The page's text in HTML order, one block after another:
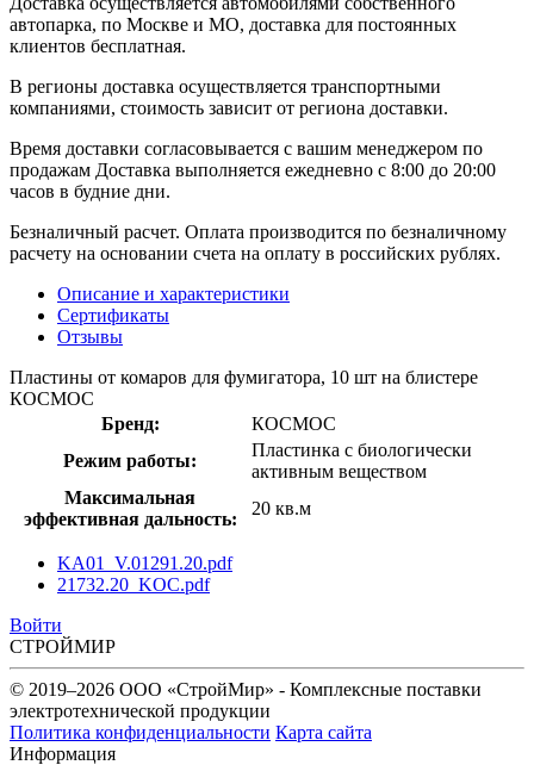
автопарка, по Москве и МО, доставка для постоянных
клиентов бесплатная.
В регионы доставка осуществляется транспортными
компаниями, стоимость зависит от региона доставки.
Время доставки согласовывается с вашим менеджером по
продажам Доставка выполняется ежедневно с 8:00 до 20:00
часов в будние дни.
Безналичный расчет. Оплата производится по безналичному
расчету на основании счета на оплату в российских рублях.
Описание и характеристики
Сертификаты
Отзывы
Пластины от комаров для фумигатора, 10 шт на блистере
КОСМОС
Бренд:
КОСМОС
Режим работы:
Пластинка с биологически
активным веществом
Максимальная
эффективная дальность:
20 кв.м
KA01_V.01291.20.pdf
21732.20_KOC.pdf
Войти
СТРОЙМИР
© 2019–2026 ООО «СтройМир» - Комплексные поставки
электротехнической продукции
Политика конфиденциальности Карта сайта
Информация